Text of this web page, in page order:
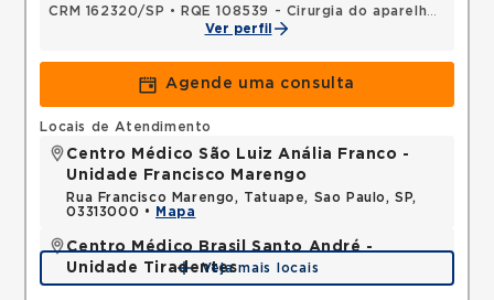
CRM 162320/SP •
RQE 108539 - Cirurgia do aparelho digestivo
Ver perfil
Agende uma consulta
Locais de Atendimento
Centro Médico São Luiz Anália Franco -
Unidade Francisco Marengo
Rua Francisco Marengo, Tatuape, Sao Paulo, SP,
03313000 •
Mapa
Centro Médico Brasil Santo André -
Unidade Tiradentes
Rua Tiradentes, Vila Dora, Santo Andre, SP,
Veja mais locais